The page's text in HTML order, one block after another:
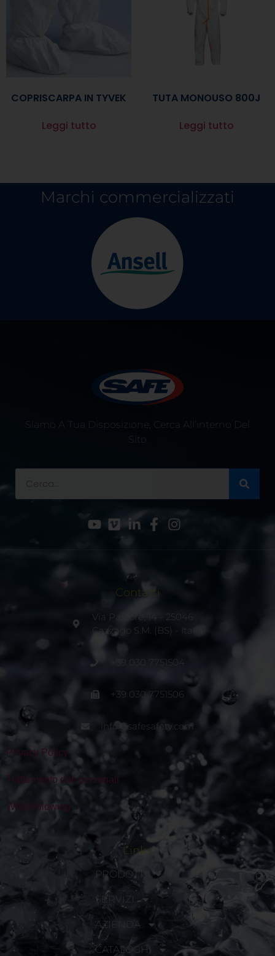
COPRISCARPA IN TYVEK
Leggi tutto
TUTA MONOUSO 800J
Leggi tutto
Marchi commercializzati
Siamo A Tua Disposizione, Cerca All’interno Del
Sito
Contatti
Via Pastore, 14 - 25046
Cazzago S.M. (BS) - Italia
+39 030 7751504
+39 030 7751506
info@safesafety.com
Privacy Policy
Trattamento dati personali
Whisleblowing
Links
PRODOTTI
SERVIZI
AZIENDA
CATALOGHI